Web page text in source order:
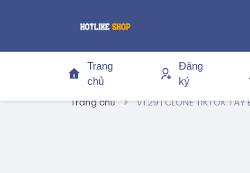
Trang
chủ
Đăng
ký
Trang chủ V1.29 | CLONE TIKTOK